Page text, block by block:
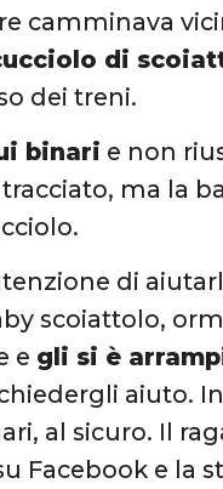
camminava
di
dei treni.
binari e non
ma la
di
scoiattolo,
e gli si è
aiuto.
al sicuro. Il
Facebook e la